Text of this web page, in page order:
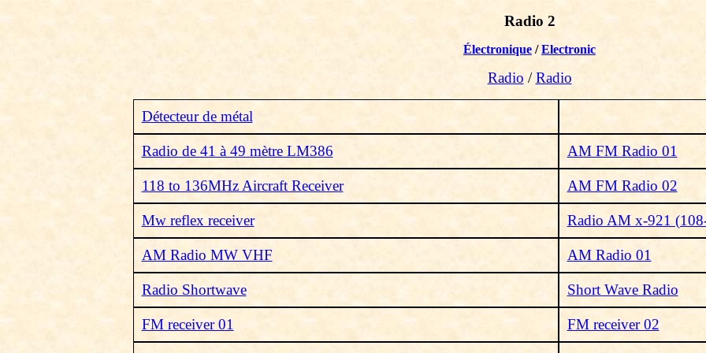
Radio 2
Électronique /Electronic
Radio /Radio
Détecteur de métal
Radio de 41 à 49 mètre LM386 AM FM Radio 01
118 to 136MHz Aircraft Receiver AM FM Radio 02
Mw reflex receiver Radio AM x-921
AM Radio MW VHF AM Radio 01
Radio Shortwave Short Wave Radio
FM receiver 01 FM receiver 02